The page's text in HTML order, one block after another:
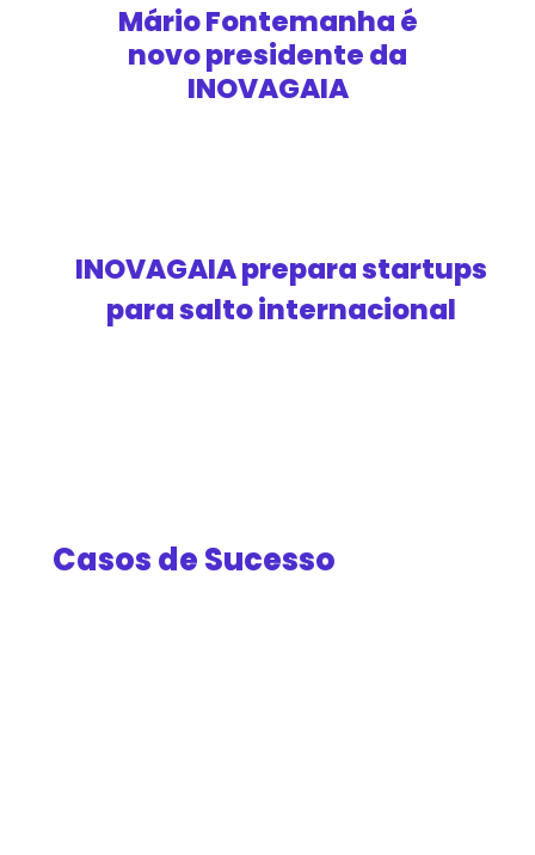
Mário Fontemanha é
novo presidente da
INOVAGAIA
INOVAGAIA prepara startups
para salto internacional
Casos de Sucesso